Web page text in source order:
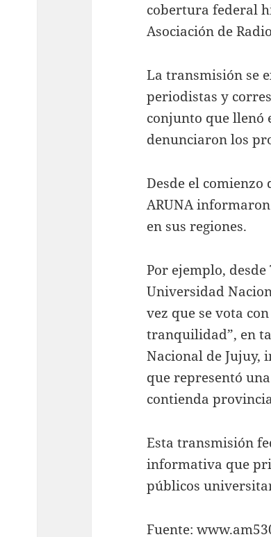
cobertura federal
Asociación de
La transmisión se
periodistas y
conjunto que llenó
denunciaron los
Desde el
ARUNA
en sus regiones.
Por ejemplo,
Universidad
vez que se vota
tranquilidad”, en
Nacional de Jujuy,
que representó
contienda
Esta transmisión
informativa que
públicos
Fuente: